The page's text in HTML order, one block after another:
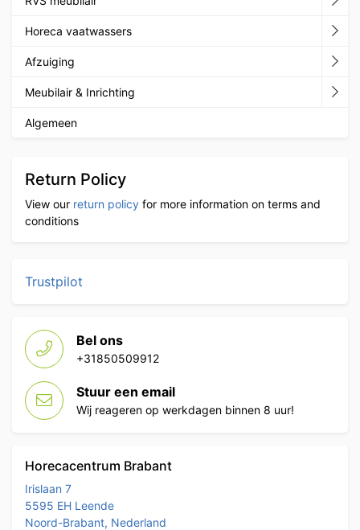
Horeca vaatwassers
Afzuiging
Meubilair & Inrichting
Algemeen
Return Policy
View our return policy for more information on terms and
conditions
Trustpilot
Bel ons
+31850509912
Stuur een email
Wij reageren op werkdagen binnen 8 uur!
Horecacentrum Brabant
Irislaan 7
5595 EH Leende
Noord-Brabant, Nederland